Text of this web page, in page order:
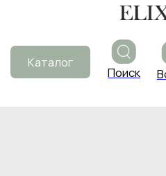
Поиск
Каталог
Войти